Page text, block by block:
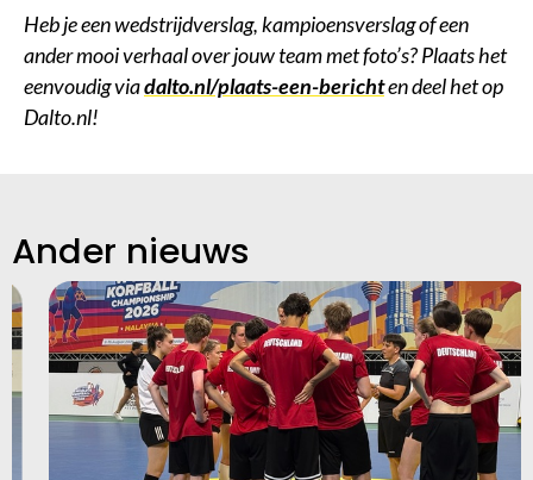
Heb je een wedstrijdverslag, kampioensverslag of een
ander mooi verhaal over jouw team met foto’s? Plaats het
eenvoudig viadalto.nl/plaats-een-berichten deel het op
Dalto.nl!
Ander nieuws